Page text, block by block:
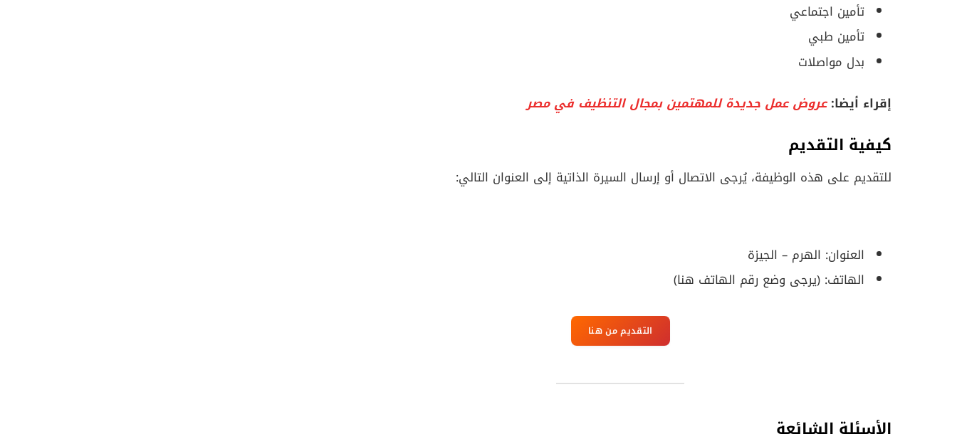
تأمين اجتماعي
تأمين طبي
بدل مواصلات
إقراء أيضا:عروض عمل جديدة للمهتمين بمجال التنظيف في مصر
كيفية التقديم
للتقديم على هذه الوظيفة، يُرجى الاتصال أو إرسال السيرة الذاتية إلى العنوان التالي:
العنوان: الهرم – الجيزة
الهاتف: (يرجى وضع رقم الهاتف هنا)
التقديم من هنا